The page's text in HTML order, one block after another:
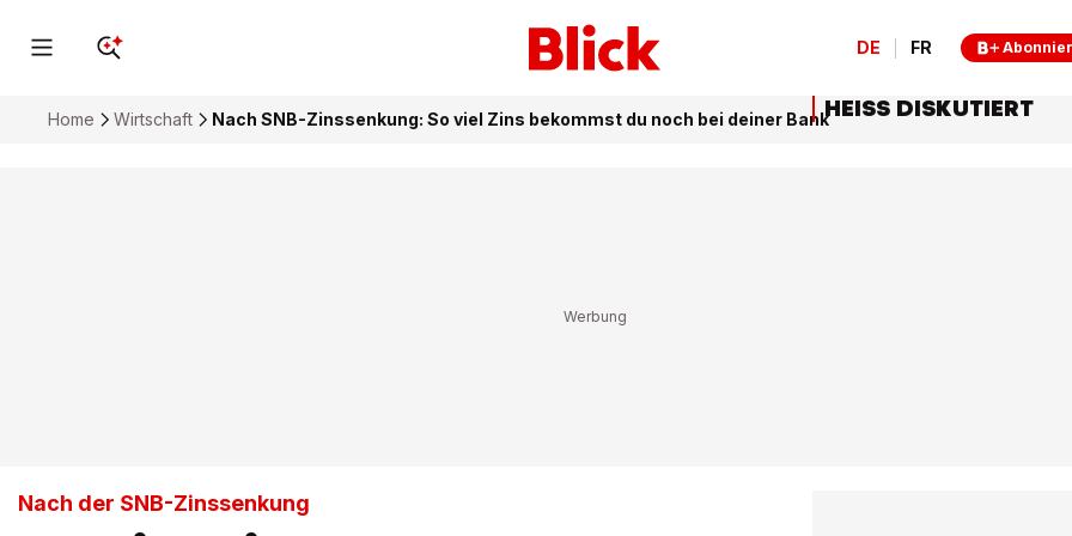
DE FR
Home Wirtschaft Nach SNB-Zinssenkung: So viel Zins bekommst du noch bei deiner Bank
Nach der SNB-Zinssenkung
HEISS DISKUTIERT